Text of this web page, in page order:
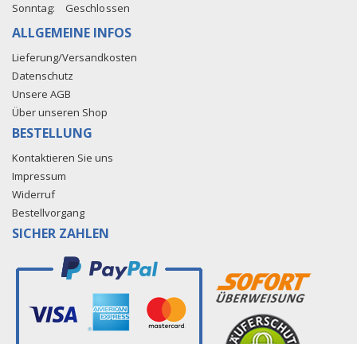
Sonntag:
Geschlossen
ALLGEMEINE INFOS
Lieferung/Versandkosten
Datenschutz
Unsere AGB
Über unseren Shop
BESTELLUNG
Kontaktieren Sie uns
Impressum
Widerruf
Bestellvorgang
SICHER ZAHLEN